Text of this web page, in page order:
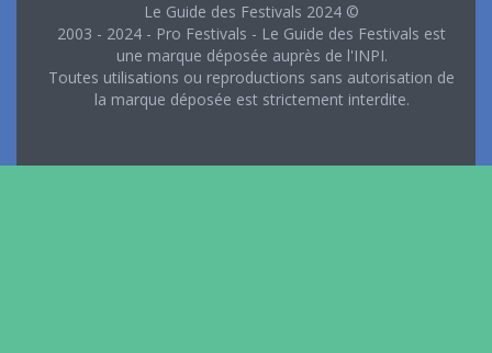
Le Guide des Festivals 2024 ©
2003 - 2024 - Pro Festivals - Le Guide des Festivals est
une marque déposée auprès de l'INPI.
Toutes utilisations ou reproductions sans autorisation de
la marque déposée est strictement interdite.